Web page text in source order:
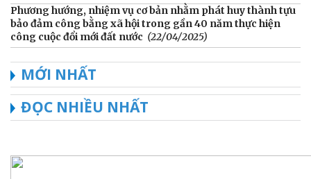
Phương hướng, nhiệm vụ cơ bản nhằm phát huy thành tựu
bảo đảm công bằng xã hội trong gần 40 năm thực hiện
công cuộc đổi mới đất nước (22/04/2025)
MỚI NHẤT
ĐỌC NHIỀU NHẤT